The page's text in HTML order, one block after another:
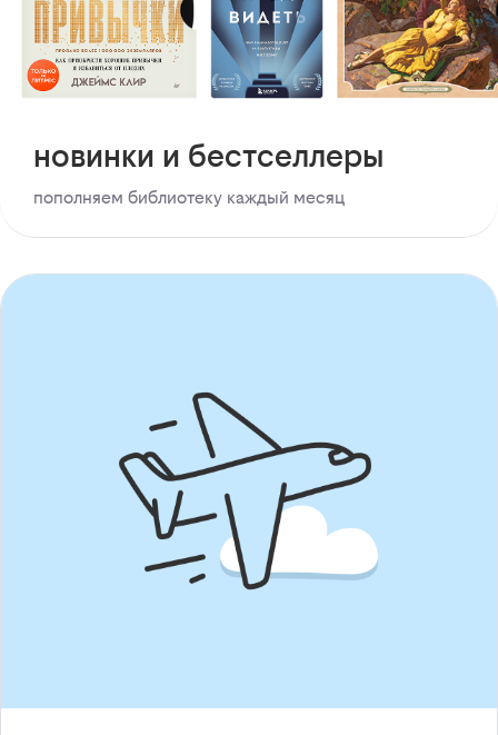
новинки и бестселлеры
пополняем библиотеку каждый месяц